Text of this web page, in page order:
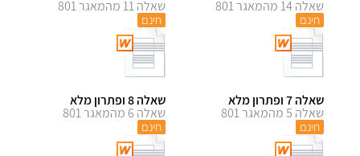
שאלה 14 מהמאגר 801
חינם
שאלה 11 מהמאגר 801
חינם
שאלה 7 ופתרון מלא
שאלה 5 מהמאגר 801
חינם
שאלה 8 ופתרון מלא
שאלה 6 מהמאגר 801
חינם